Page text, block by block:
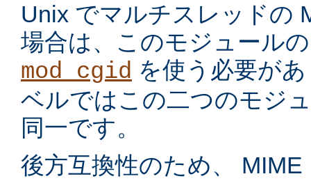
Unix でマルチスレッドの
場合は、このモジュール
mod_cgid を使う必要が
ベルではこの二つのモジ
同一です。
後方互換性のため、